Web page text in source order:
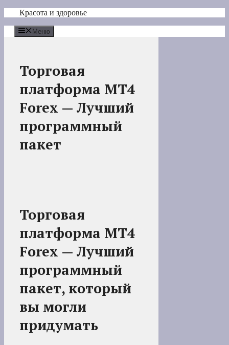
Перейти
содержимому
Красота и здоровье
Меню
Торговая
платформа MT4
Forex — Лучший
программный
пакет
Торговая
платформа MT4
Forex — Лучший
программный
пакет, который
вы могли
придумать